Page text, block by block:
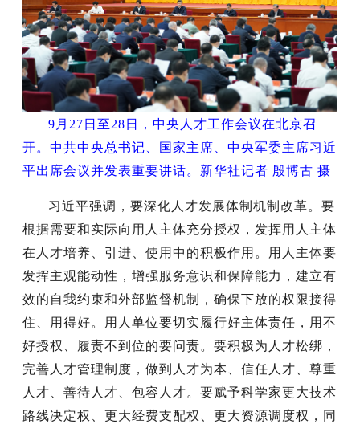
9月27日至28日，中央人才工作会议在北京召
开。中共中央总书记、国家主席、中央军委主席习近
平出席会议并发表重要讲话。新华社记者 殷博古 摄
习近平强调，要深化人才发展体制机制改革。要
根据需要和实际向用人主体充分授权，发挥用人主体
在人才培养、引进、使用中的积极作用。用人主体要
发挥主观能动性，增强服务意识和保障能力，建立有
效的自我约束和外部监督机制，确保下放的权限接得
住、用得好。用人单位要切实履行好主体责任，用不
好授权、履责不到位的要问责。要积极为人才松绑，
完善人才管理制度，做到人才为本、信任人才、尊重
人才、善待人才、包容人才。要赋予科学家更大技术
路线决定权、更大经费支配权、更大资源调度权，同